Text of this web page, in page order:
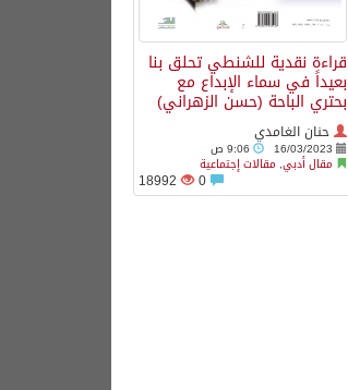
قراءة نقدية للشنطي تحلق بنا
بعيداً في سماء الإبداع مع
بحتري الباحة (حسن الزهراني)
حنان الغامدي
16/03/2023 9:06 ص
مقال أدبي, مقالات إجتماعية
18992